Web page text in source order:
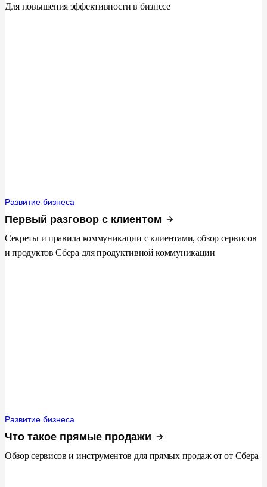
Для повышения эффективности в бизнесе
Развитие бизнеса
Первый разговор с клиентом
Секреты и правила коммуникации с клиентами, обзор сервисов
и продуктов Сбера для продуктивной коммуникации
Развитие бизнеса
Что такое прямые продажи
Обзор сервисов и инструментов для прямых продаж от от Сбера